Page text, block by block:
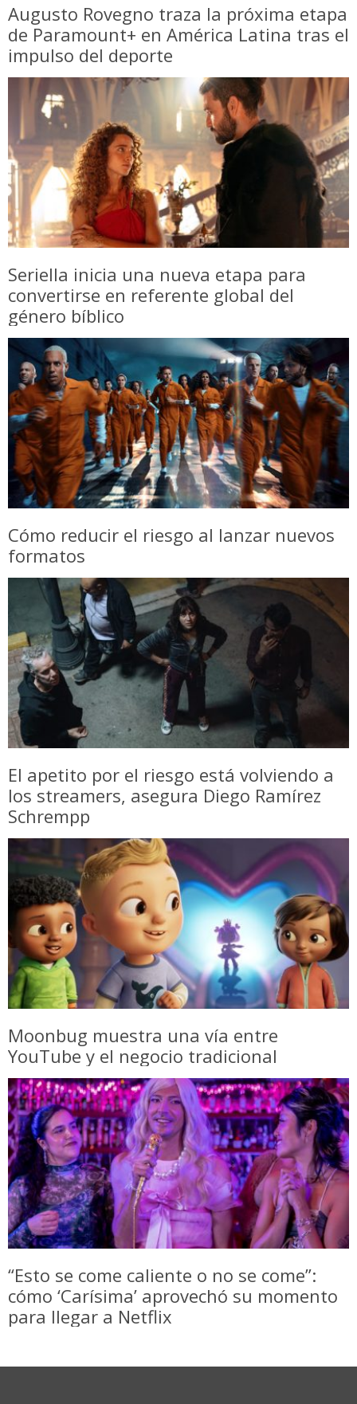
Augusto Rovegno traza la próxima etapa
de Paramount+ en América Latina tras el
impulso del deporte
Seriella inicia una nueva etapa para
convertirse en referente global del
género bíblico
Cómo reducir el riesgo al lanzar nuevos
formatos
El apetito por el riesgo está volviendo a
los streamers, asegura Diego Ramírez
Schrempp
Moonbug muestra una vía entre
YouTube y el negocio tradicional
“Esto se come caliente o no se come”:
cómo ‘Carísima’ aprovechó su momento
para llegar a Netflix